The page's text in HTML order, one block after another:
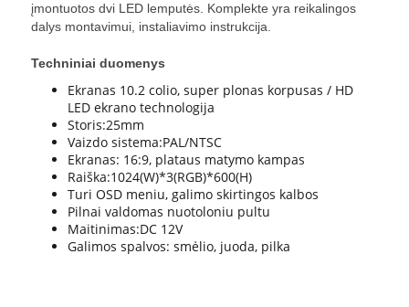
įmontuotos dvi LED lemputės. Komplekte yra reikalingos
dalys montavimui, instaliavimo instrukcija.
Techniniai duomenys
Ekranas 10.2 colio, super plonas korpusas / HD
LED ekrano technologija
Storis:25mm
Vaizdo sistema:PAL/NTSC
Ekranas: 16:9, plataus matymo kampas
Raiška:1024(W)*3(RGB)*600(H)
Turi OSD meniu, galimo skirtingos kalbos
Pilnai valdomas nuotoloniu pultu
Maitinimas:DC 12V
Galimos spalvos: smėlio, juoda, pilka